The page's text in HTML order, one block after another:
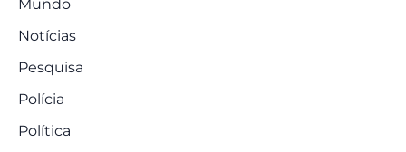
Mundo
Notícias
Pesquisa
Polícia
Política